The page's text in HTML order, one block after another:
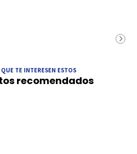
TE INTERESEN ESTOS
recomendados